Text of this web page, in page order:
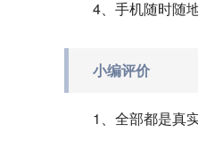
4、手机随时随
小编评价
1、全部都是真